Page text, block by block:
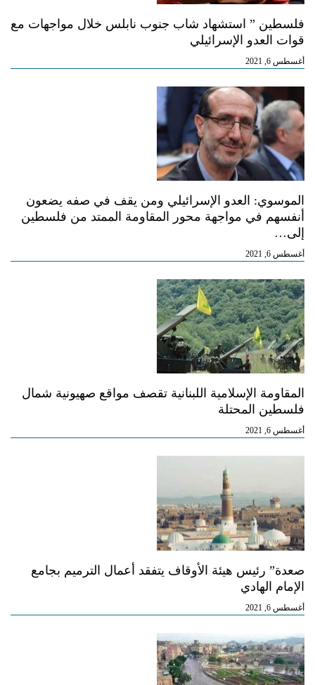
فلسطين ” استشهاد شاب جنوب نابلس خلال مواجهات مع
قوات العدو الإسرائيلي
أغسطس 6, 2021
الموسوي: العدو الإسرائيلي ومن يقف في صفه يضعون
أنفسهم في مواجهة محور المقاومة الممتد من فلسطين
إلى…
أغسطس 6, 2021
المقاومة الإسلامية اللبنانية تقصف مواقع صهيونية شمال
فلسطين المحتلة
أغسطس 6, 2021
صعدة” رئيس هيئة الأوقاف يتفقد أعمال الترميم بجامع
الإمام الهادي
أغسطس 6, 2021